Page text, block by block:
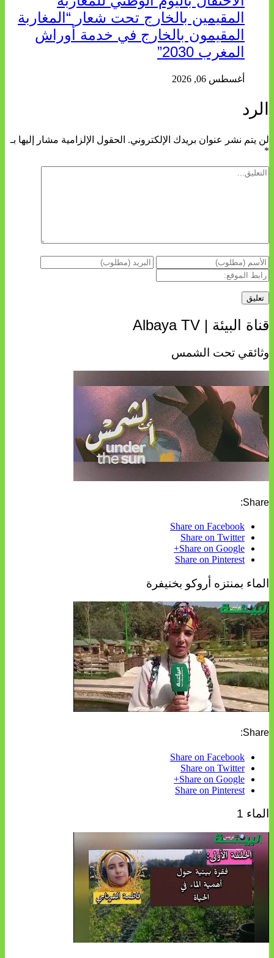
المقيمين بالخارج تحت شعار “المغاربة
المقيمون بالخارج في خدمة أوراش
المغرب 2030”
أغسطس 06, 2026
الرد
لن يتم نشر عنوان بريدك الإلكتروني. الحقول الإلزامية مشار إليها بـ
*
قناة البيئة | Albaya TV
وثائقي تحت الشمس
Share:
Share on Facebook
Share on Twitter
Share on Google+
Share on Pinterest
الماء بمنتزه أروكو بخنيفرة
Share:
Share on Facebook
Share on Twitter
Share on Google+
Share on Pinterest
الماء 1